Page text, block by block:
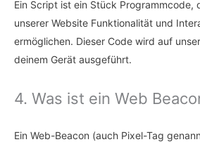
Ein Script ist ein Stück Programmcode,
unserer Website Funktionalität und
ermöglichen. Dieser Code wird auf
deinem Gerät ausgeführt.
4. Was ist ein Web
Ein Web-Beacon (auch Pixel-Tag